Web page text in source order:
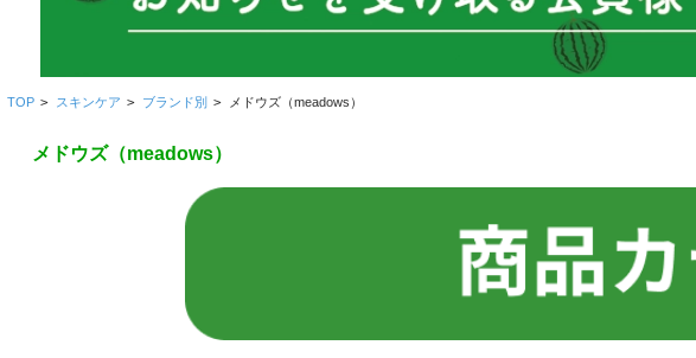
TOP > スキンケア > ブランド別 > メドウズ（meadows）
メドウズ（meadows）